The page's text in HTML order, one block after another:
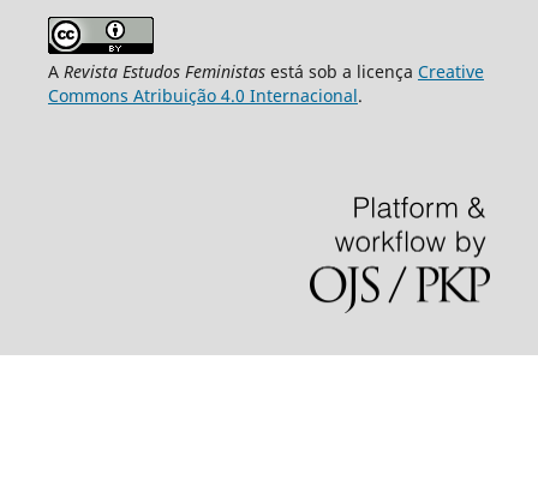
A Revista Estudos Feministasestá sob a licença Creative
Commons Atribuição 4.0 Internacional.